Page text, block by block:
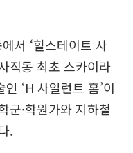
서 ‘힐스테이트 사
직동 최초 스카이라
‘H 사일런트 홈’이
군·학원가와 지하철
.